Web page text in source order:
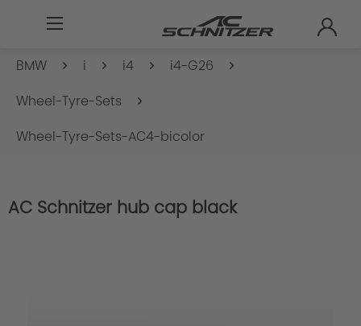
BMW i i4
i4-G26
Wheel-Tyre-Sets
Wheel-Tyre-Sets-AC4-bicolor
AC Schnitzer hub cap black